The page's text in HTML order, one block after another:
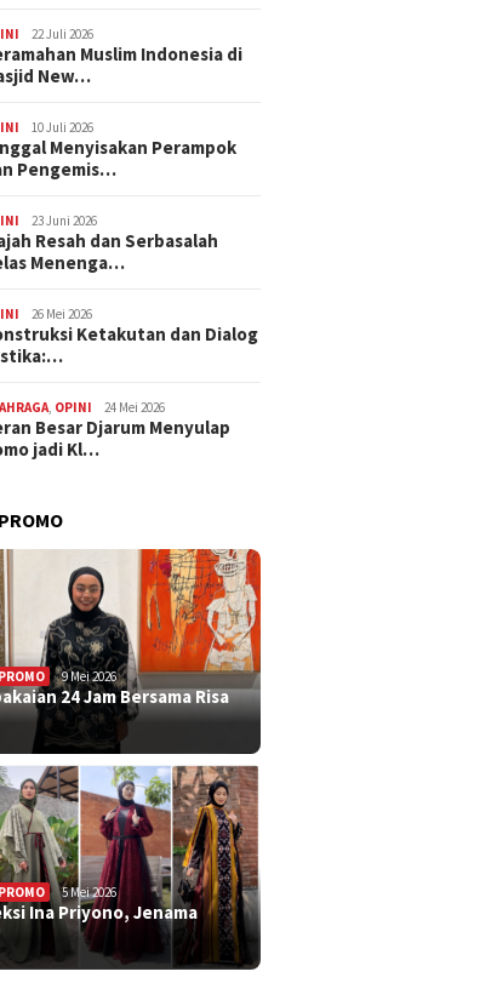
22 Juli 2026
Muslim Indonesia di
New…
10 Juli 2026
Menyisakan Perampok
Pengemis…
23 Juni 2026
Resah dan Serbasalah
Menenga…
26 Mei 2026
Ketakutan dan Dialog
OPINI 24 Mei 2026
Besar Djarum Menyulap
jadi Kl…
9 Mei 2026
24 Jam Bersama Risa
5 Mei 2026
Ina Priyono, Jenama